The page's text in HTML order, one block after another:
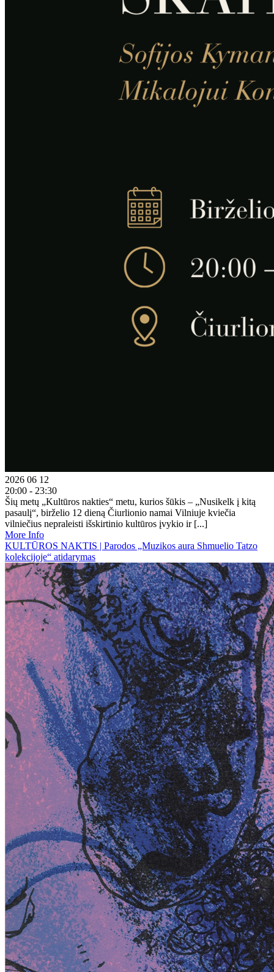
2026 06 12
20:00 - 23:30
Šių metų „Kultūros nakties“ metu, kurios šūkis – „Nusikelk į kitą
pasaulį“, birželio 12 dieną Čiurlionio namai Vilniuje kviečia
vilniečius nepraleisti išskirtinio kultūros įvykio ir [...]
More Info
KULTŪROS NAKTIS | Parodos „Muzikos aura Shmuelio Tatzo
kolekcijoje“ atidarymas